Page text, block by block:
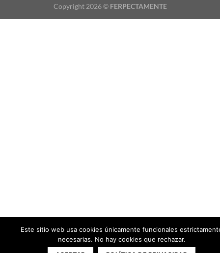
Copyright 2026 © FERPECTAMENTE
Este sitio web usa cookies únicamente funcionales
necesarias. No hay cookies que rechazar.